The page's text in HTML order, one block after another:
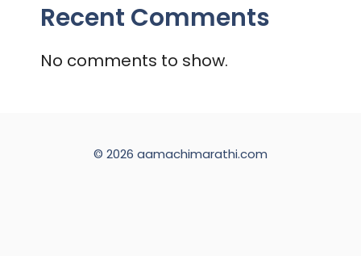
Recent Comments
No comments to show.
© 2026 aamachimarathi.com